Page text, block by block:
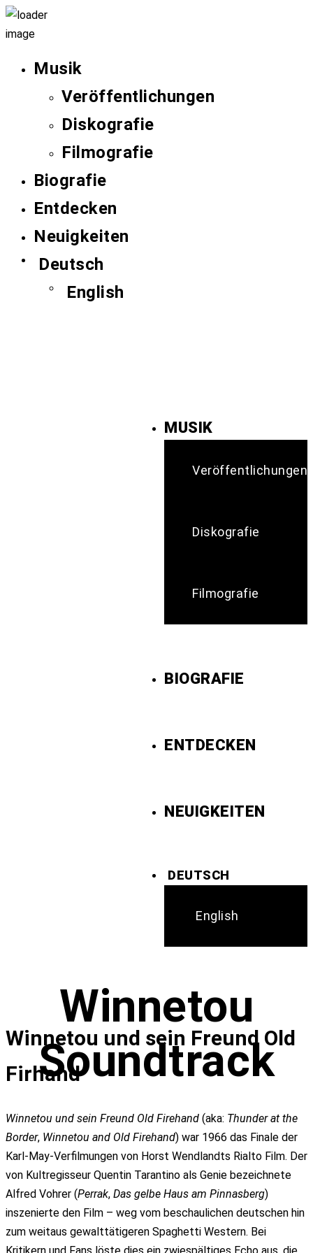
Musik
Veröffentlichungen
Diskografie
Filmografie
Biografie
Entdecken
Neuigkeiten
Deutsch
English
MUSIK
Veröffentlichungen
Diskografie
Filmografie
BIOGRAFIE
ENTDECKEN
NEUIGKEITEN
DEUTSCH
English
Winnetou
Soundtrack
Winnetou und sein Freund Old
Firhand
Winnetou und sein Freund Old Firehand (aka: Thunder at the
Border, Winnetou and Old Firehand) war 1966 das Finale der
Karl-May-Verfilmungen von Horst Wendlandts Rialto Film. Der
von Kultregisseur Quentin Tarantino als Genie bezeichnete
Alfred Vohrer (Perrak, Das gelbe Haus am Pinnasberg)
inszenierte den Film – weg vom beschaulichen deutschen hin
zum weitaus gewalttätigeren Spaghetti Western. Bei